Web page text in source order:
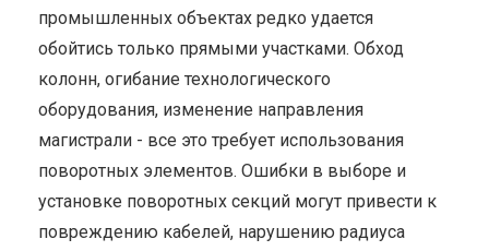
промышленных объектах редко удается
обойтись только прямыми участками. Обход
колонн, огибание технологического
оборудования, изменение направления
магистрали - все это требует использования
поворотных элементов. Ошибки в выборе и
установке поворотных секций могут привести к
повреждению кабелей, нарушению радиуса